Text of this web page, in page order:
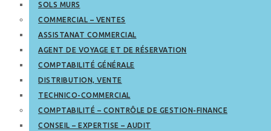
SOLS MURS
COMMERCIAL – VENTES
ASSISTANAT COMMERCIAL
AGENT DE VOYAGE ET DE RÉSERVATION
COMPTABILITÉ GÉNÉRALE
DISTRIBUTION, VENTE
TECHNICO-COMMERCIAL
COMPTABILITÉ – CONTRÔLE DE GESTION-FINANCE
CONSEIL – EXPERTISE – AUDIT